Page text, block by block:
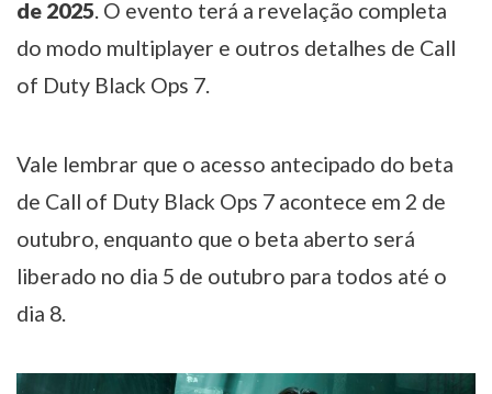
de 2025. O evento terá a revelação completa
do modo multiplayer e outros detalhes de Call
of Duty Black Ops 7.
Vale lembrar que o acesso antecipado do beta
de Call of Duty Black Ops 7 acontece em 2 de
outubro, enquanto que o beta aberto será
liberado no dia 5 de outubro para todos até o
dia 8.